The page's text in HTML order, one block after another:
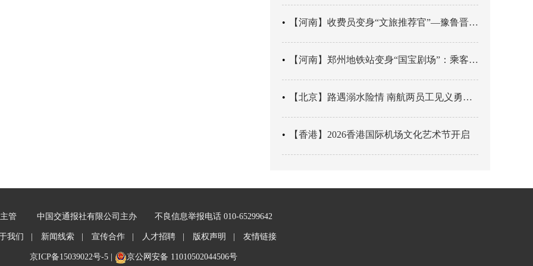
【河南】收费员变身“文旅推荐官”—豫鲁晋四地市交旅融合让游客一下高速就“入戏”
【河南】郑州地铁站变身“国宝剧场”：乘客刚出车厢，就“入戏”千年
【北京】路遇溺水险情 南航两员工见义勇为科学施救
【香港】2026香港国际机场文化艺术节开启
管 中国交通报社有限公司主办 不良信息举报电话 010-65299642
我们 | 新闻线索 | 宣传合作 | 人才招聘 | 版权声明 | 友情链接
京ICP备15039022号-5| 京公网安备 11010502044506号